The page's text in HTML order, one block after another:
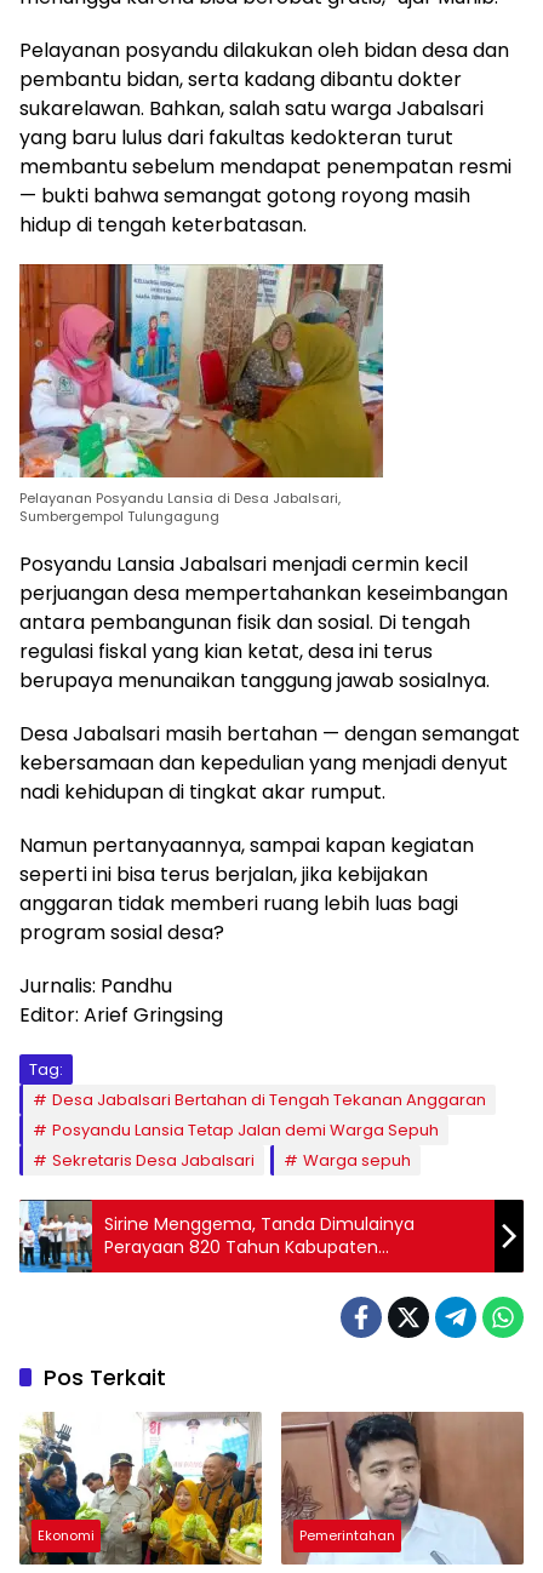
Pelayanan posyandu dilakukan oleh bidan desa dan
pembantu bidan, serta kadang dibantu dokter
sukarelawan. Bahkan, salah satu warga Jabalsari
yang baru lulus dari fakultas kedokteran turut
membantu sebelum mendapat penempatan resmi
— bukti bahwa semangat gotong royong masih
hidup di tengah keterbatasan.
Pelayanan Posyandu Lansia di Desa Jabalsari,
Sumbergempol Tulungagung
Posyandu Lansia Jabalsari menjadi cermin kecil
perjuangan desa mempertahankan keseimbangan
antara pembangunan fisik dan sosial. Di tengah
regulasi fiskal yang kian ketat, desa ini terus
berupaya menunaikan tanggung jawab sosialnya.
Desa Jabalsari masih bertahan — dengan semangat
kebersamaan dan kepedulian yang menjadi denyut
nadi kehidupan di tingkat akar rumput.
Namun pertanyaannya, sampai kapan kegiatan
seperti ini bisa terus berjalan, jika kebijakan
anggaran tidak memberi ruang lebih luas bagi
program sosial desa?
Jurnalis: Pandhu
Editor: Arief Gringsing
Tag:
Desa Jabalsari Bertahan di Tengah Tekanan Anggaran
Posyandu Lansia Tetap Jalan demi Warga Sepuh
Sekretaris Desa Jabalsari
Warga sepuh
Sirine Menggema, Tanda Dimulainya
Perayaan 820 Tahun Kabupaten
Tulungagung
Pos Terkait
Ekonomi Pemerintahan